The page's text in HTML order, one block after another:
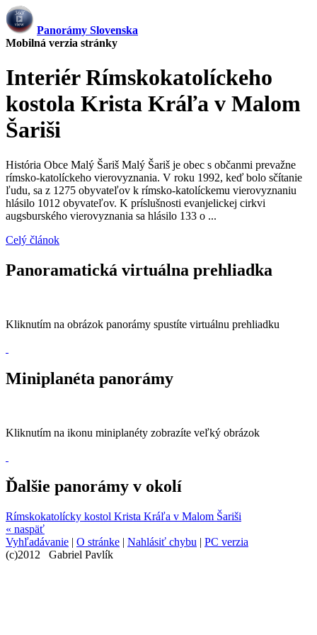
Panorámy Slovenska
Mobilná verzia stránky
Interiér Rímskokatolíckeho
kostola Krista Kráľa v Malom
Šariši
História Obce Malý Šariš Malý Šariš je obec s občanmi prevažne
rímsko-katolíckeho vierovyznania. V roku 1992, keď bolo sčítanie
ľudu, sa z 1275 obyvateľov k rímsko-katolíckemu vierovyznaniu
hlásilo 1012 obyvateľov. K príslušnosti evanjelickej cirkvi
augsburského vierovyznania sa hlásilo 133 o ...
Celý článok
Panoramatická virtuálna prehliadka
Kliknutím na obrázok panorámy spustíte virtuálnu prehliadku
Miniplanéta panorámy
Kliknutím na ikonu miniplanéty zobrazíte veľký obrázok
Ďalšie panorámy v okolí
Rímskokatolícky kostol Krista Kráľa v Malom Šariši
« naspäť
Vyhľadávanie | O stránke | Nahlásiť chybu | PC verzia
(c)2012 Gabriel Pavlík